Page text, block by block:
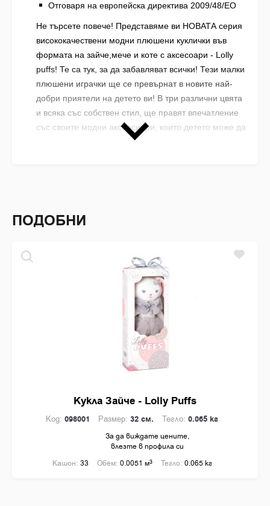
Отговаря на европейска директива 2009/48/ЕО
Не търсете повече! Представяме ви НОВАТА серия
висококачествени модни плюшени куклички във
формата на зайче,мече и коте с аксесоари - Lolly
puffs! Те са тук, за да забавляват всички! Тези малки
плюшени играчки ще се превърнат в новите най-
добри приятели на детето ви! В три различни цвята
и всяка със собствен стил, ще правят впечатление
със своите модни аксеосиари, които детето може да
съблича и облича на кукличката - яка (болеро) и
бъдат навсякъде с вас и вашето дете за да даравят
щастие и усмивки!
ПОДОБНИ
Кукла Зайче - Lolly Puffs
Код: 098001 Размер: 32 см. Тегло: 0.065 кг
За да виждате цените,
влезте в профила си
Кашон: 33 Обем: 0.0051 м3 Тегло: 0.065 кг